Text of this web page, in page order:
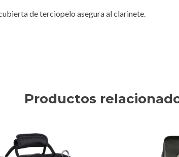
de terciopelo asegura al clarinete.
Productos